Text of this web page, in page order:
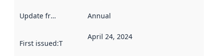
Update frequency Annual
First issued:This date indicates when the data in this
April 24, 2024